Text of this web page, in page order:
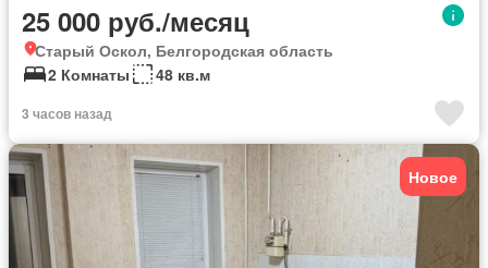
25 000 руб./месяц
Старый Оскол, Белгородская область
2 Комнаты
48 кв.м
3 часов назад
Новое